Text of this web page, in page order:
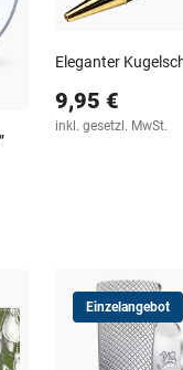
Eleganter
9,95 €
inkl. gesetzl. MwSt.
Einzelangebot